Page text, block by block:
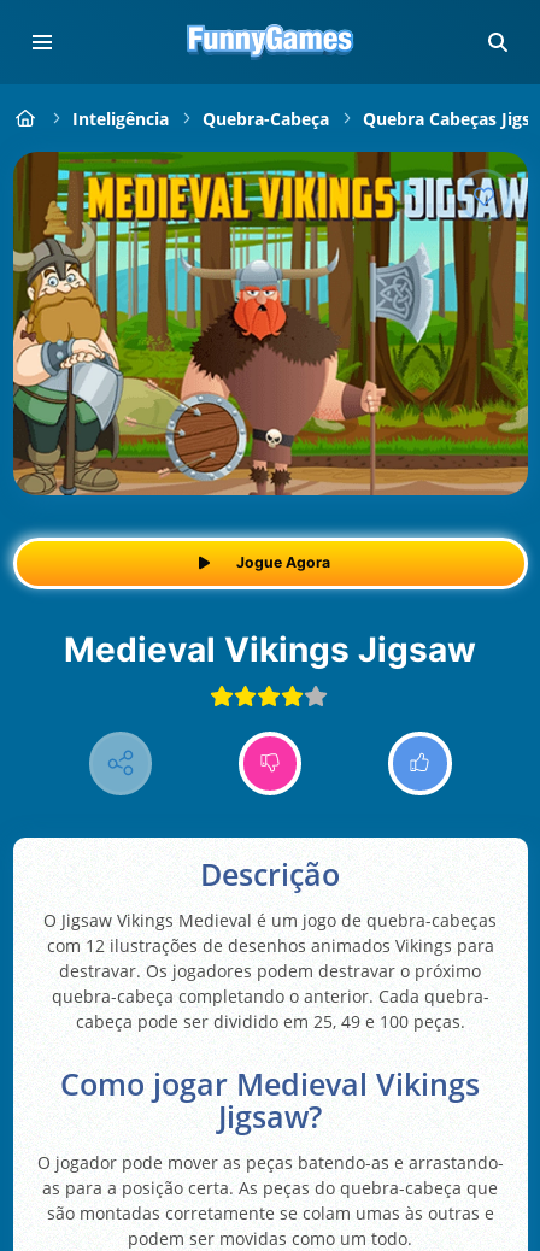
Inteligência Quebra-Cabeça Quebra Cabeças
Jogue Agora
Medieval Vikings Jigsaw
Descrição
O Jigsaw Vikings Medieval é um jogo de quebra-cabeças
com 12 ilustrações de desenhos animados Vikings para
destravar. Os jogadores podem destravar o próximo
quebra-cabeça completando o anterior. Cada quebra-
cabeça pode ser dividido em 25, 49 e 100 peças.
Como jogar Medieval Vikings
Jigsaw?
O jogador pode mover as peças batendo-as e arrastando-
as para a posição certa. As peças do quebra-cabeça que
são montadas corretamente se colam umas às outras e
podem ser movidas como um todo.